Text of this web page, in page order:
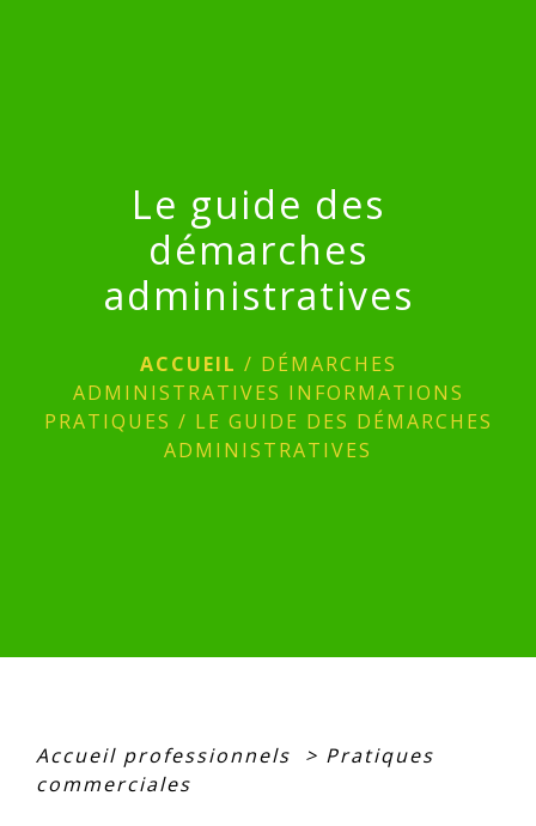
Le guide des
démarches
administratives
ACCUEIL / DÉMARCHES
ADMINISTRATIVES INFORMATIONS
PRATIQUES / LE GUIDE DES DÉMARCHES
ADMINISTRATIVES
Accueil professionnels > Pratiques
commerciales